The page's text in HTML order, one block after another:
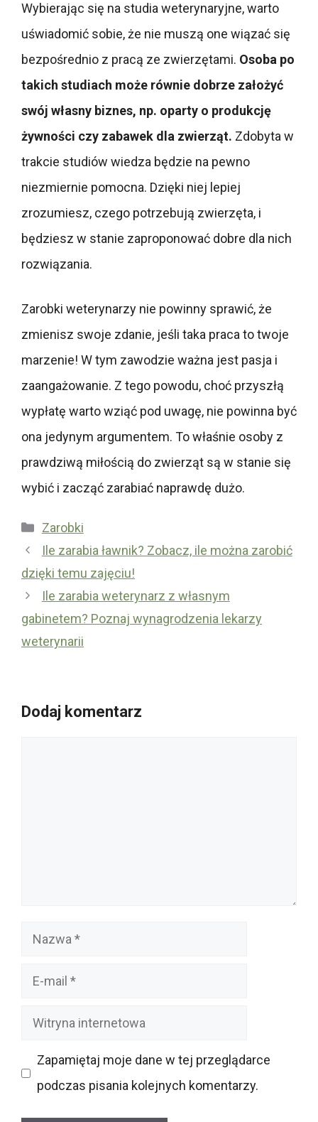
Wybierając się na studia weterynaryjne, warto
uświadomić sobie, że nie muszą one wiązać się
bezpośrednio z pracą ze zwierzętami. Osoba po
takich studiach może równie dobrze założyć
swój własny biznes, np. oparty o produkcję
żywności czy zabawek dla zwierząt. Zdobyta w
trakcie studiów wiedza będzie na pewno
niezmiernie pomocna. Dzięki niej lepiej
zrozumiesz, czego potrzebują zwierzęta, i
będziesz w stanie zaproponować dobre dla nich
rozwiązania.
Zarobki weterynarzy nie powinny sprawić, że
zmienisz swoje zdanie, jeśli taka praca to twoje
marzenie! W tym zawodzie ważna jest pasja i
zaangażowanie. Z tego powodu, choć przyszłą
wypłatę warto wziąć pod uwagę, nie powinna być
ona jedynym argumentem. To właśnie osoby z
prawdziwą miłością do zwierząt są w stanie się
wybić i zacząć zarabiać naprawdę dużo.
Kategorie
Zarobki
Ile zarabia ławnik? Zobacz, ile można zarobić
dzięki temu zajęciu!
Ile zarabia weterynarz z własnym
gabinetem? Poznaj wynagrodzenia lekarzy
weterynarii
Dodaj komentarz
Nazwa
Witryna
Zapamiętaj moje dane w tej przeglądarce
podczas pisania kolejnych komentarzy.